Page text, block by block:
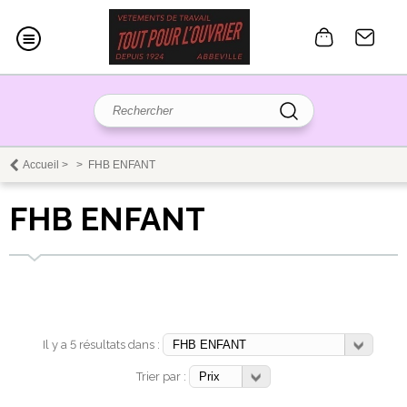
Accueil > > FHB ENFANT
FHB ENFANT
Il y a 5 résultats dans :
Trier par :